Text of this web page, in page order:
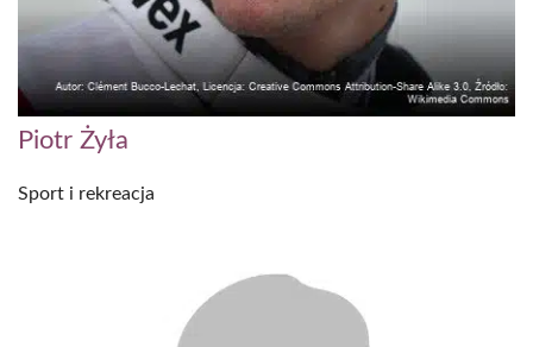
Piotr Żyła
Sport i rekreacja